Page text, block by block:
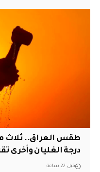
طقس العراق..
درجة الغليان وأخرى
قبل 22 ساعة